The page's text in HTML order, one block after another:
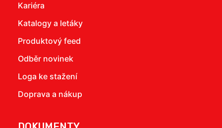
Kariéra
Katalogy a letáky
Produktový feed
Odběr novinek
Loga ke stažení
Doprava a nákup